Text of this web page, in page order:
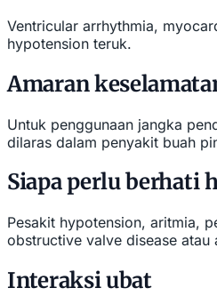
Ventricular arrhythmia,
hypotension teruk.
Amaran
Untuk penggunaan jangka
dilaras dalam penyakit buah
Siapa perlu berhati
Pesakit hypotension, aritmia,
obstructive valve disease atau
Interaksi ubat